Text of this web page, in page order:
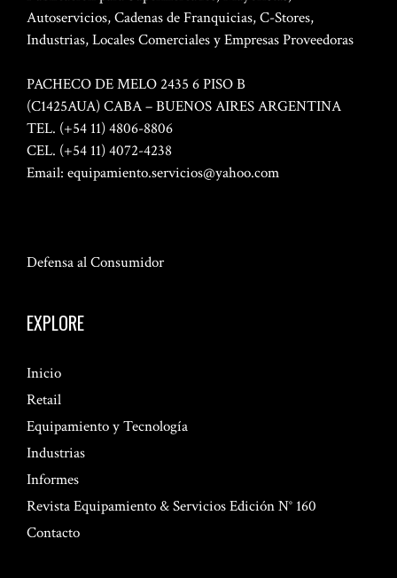
Autoservicios, Cadenas de Franquicias, C-Stores,
Industrias, Locales Comerciales y Empresas Proveedoras
PACHECO DE MELO 2435 6 PISO B
(C1425AUA) CABA – BUENOS AIRES ARGENTINA
TEL. (+54 11) 4806-8806
CEL. (+54 11) 4072-4238
Email: equipamiento.servicios@yahoo.com
Defensa al Consumidor
EXPLORE
Inicio
Retail
Equipamiento y Tecnología
Industrias
Informes
Revista Equipamiento & Servicios Edición N° 160
Contacto